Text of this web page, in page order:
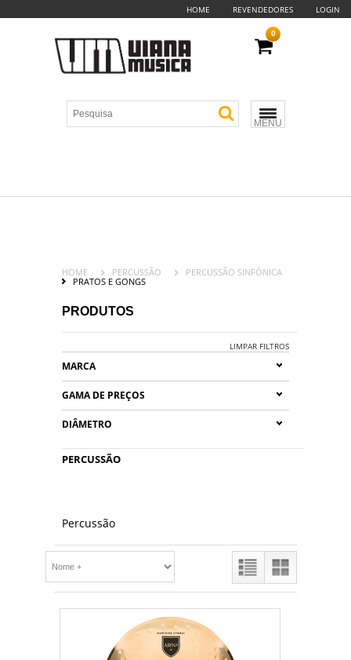
HOME REVENDEDORES LOGIN
MENU
0
HOME PERCUSSÃO
PERCUSSÃO SINFÓNICA
PRATOS E GONGS
PRODUTOS
LIMPAR FILTROS
MARCA
GAMA DE PREÇOS
DIÂMETRO
PERCUSSÃO
Percussão